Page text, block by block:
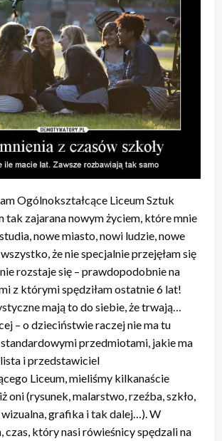
Ogólnokształcące Liceum Sztuk
tak zajarana nowym życiem, które mnie
nowe miasto, nowi ludzie, nowe
że nie specjalnie przejęłam się
rozstaje się – prawdopodobnie na
z którymi spędziłam ostatnie 6 lat!
mają to do siebie, że trwają…
– o dzieciństwie raczej nie ma tu
przedmiotami, jakie ma
i przedstawiciel
Liceum, mieliśmy kilkanaście
oni (rysunek, malarstwo, rzeźba, szkło,
grafika i tak dalej…). W
czas, który nasi rówieśnicy spędzali na